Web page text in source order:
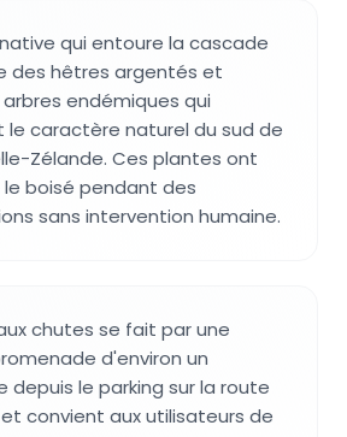
qui entoure la cascade
des hêtres argentés et
endémiques qui
caractère naturel du sud de
Zélande. Ces plantes ont
boisé pendant des
sans intervention humaine.
chutes se fait par une
d'environ un
depuis le parking sur la route
convient aux utilisateurs de